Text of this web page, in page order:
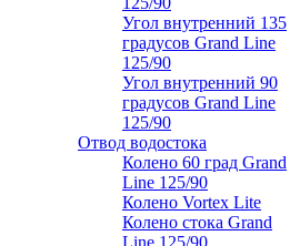
Угол внутренний 135
градусов Grand Line
125/90
Угол внутренний 90
градусов Grand Line
125/90
Отвод водостока
Колено 60 град Grand
Line 125/90
Колено Vortex Lite
Колено стока Grand
Line 125/90